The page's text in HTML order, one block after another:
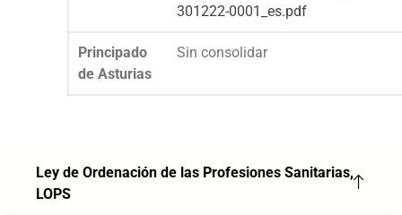
301222-0001_es.pdf
Principado
de Asturias
Sin consolidar
Ley de Ordenación de las Profesiones Sanitarias,
LOPS